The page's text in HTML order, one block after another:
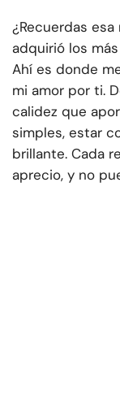
¿Recuerdas
adquirió los
Ahí es donde
mi amor por ti.
calidez que
simples, estar
brillante. Cada
aprecio, y no